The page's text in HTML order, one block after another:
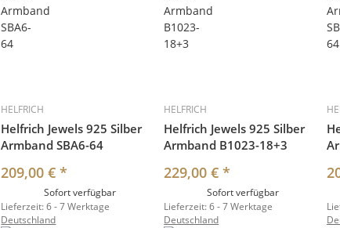
HELFRICH
Helfrich Jewels 925 Silber
Armband SBA6-64
209,00 €*
Sofort verfügbar
Lieferzeit:6 - 7 Werktage
Deutschland
HELFRICH
Helfrich Jewels 925 Silber
Armband B1023-18+3
229,00 €*
Sofort verfügbar
Lieferzeit:6 - 7 Werktage
Deutschland